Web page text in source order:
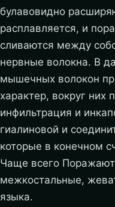
булавовидно
расплавляется, и
сливаются между
нервные волокна. В
мышечных волокон
характер, вокруг них
инфильтрация и
гиалиновой и
которые в конечном
Чаще всего
межкостальные,
языка.